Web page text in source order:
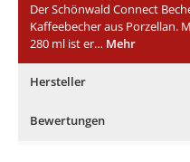
Der Schönwald Connect
Kaffeebecher aus Porzellan.
280 ml ist er… Mehr
Hersteller
Bewertungen